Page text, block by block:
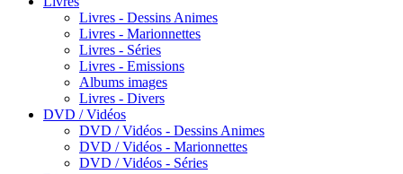
Livres - Dessins Animes
Livres - Marionnettes
Livres - Séries
Livres - Emissions
Albums images
Livres - Divers
DVD / Vidéos
DVD / Vidéos - Dessins Animes
DVD / Vidéos - Marionnettes
DVD / Vidéos - Séries